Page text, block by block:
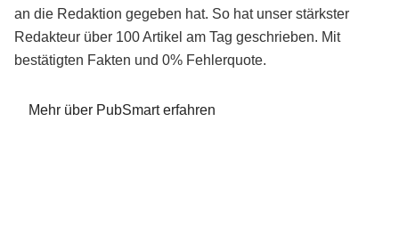
an die Redaktion gegeben hat. So hat unser stärkster
Redakteur über 100 Artikel am Tag geschrieben. Mit
bestätigten Fakten und 0% Fehlerquote.
Mehr über PubSmart erfahren